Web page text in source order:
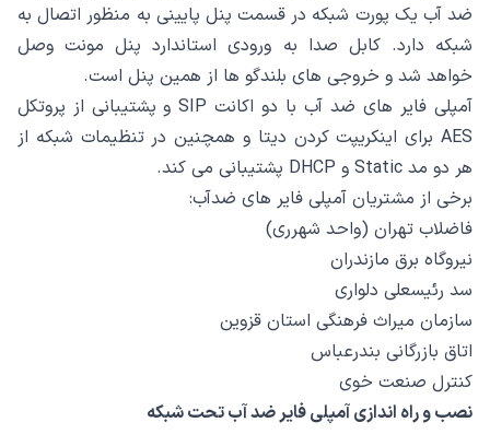
ضد آب یک پورت شبکه در قسمت پنل پایینی به منظور اتصال به
شبکه دارد. کابل صدا به ورودی استاندارد پنل مونت وصل
خواهد شد و خروجی های بلندگو ها از همین پنل است.
آمپلی فایر های ضد آب با دو اکانت SIP و پشتیبانی از پروتکل
AES برای اینکریپت کردن دیتا و همچنین در تنظیمات شبکه از
هر دو مد Static و DHCP پشتیبانی می کند.
برخی از مشتریان آمپلی فایر های ضدآب:
فاضلاب تهران (واحد شهرری)
نیروگاه برق مازندران
سد رئیسعلی دلواری
سازمان میراث فرهنگی استان قزوین
اتاق بازرگانی بندرعباس
کنترل صنعت خوی
نصب و راه‌ اندازی آمپلی‌ فایر ضد آب تحت شبکه